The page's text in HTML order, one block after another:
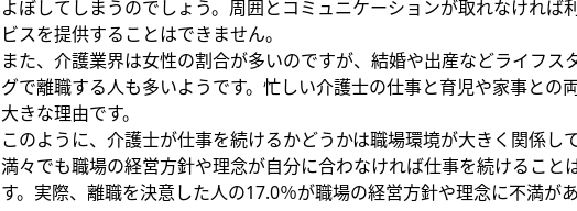
よぼしてしまうのでしょう。周囲とコミュニケーションが取れなければ
ビスを提供することはできません。
また、介護業界は女性の割合が多いのですが、結婚や出産などライフス
グで離職する人も多いようです。忙しい介護士の仕事と育児や家事との
大きな理由です。
このように、介護士が仕事を続けるかどうかは職場環境が大きく関係し
満々でも職場の経営方針や理念が自分に合わなければ仕事を続けること
す。実際、離職を決意した人の17.0％が職場の経営方針や理念に不満が